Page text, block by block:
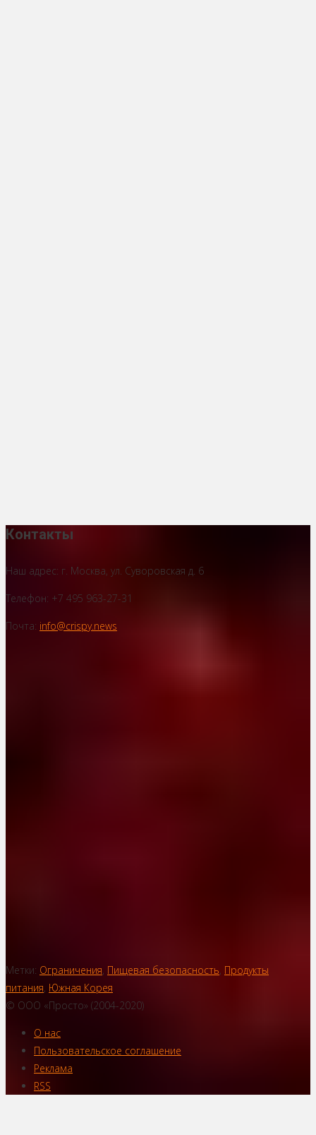
Контакты
Наш адрес: г. Москва, ул. Суворовская д. 6
Телефон: +7 495 963-27-31
Почта: info@crispy.news
Метки: Ограничения, Пищевая безопасность, Продукты
питания, Южная Корея
© ООО «Просто» (2004-2020)
О нас
Пользовательское соглашение
Реклама
RSS